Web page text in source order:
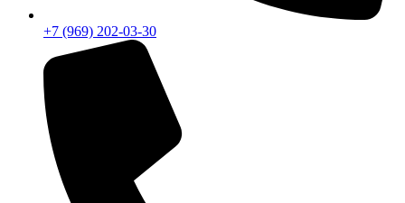
+7 (969) 202-03-30